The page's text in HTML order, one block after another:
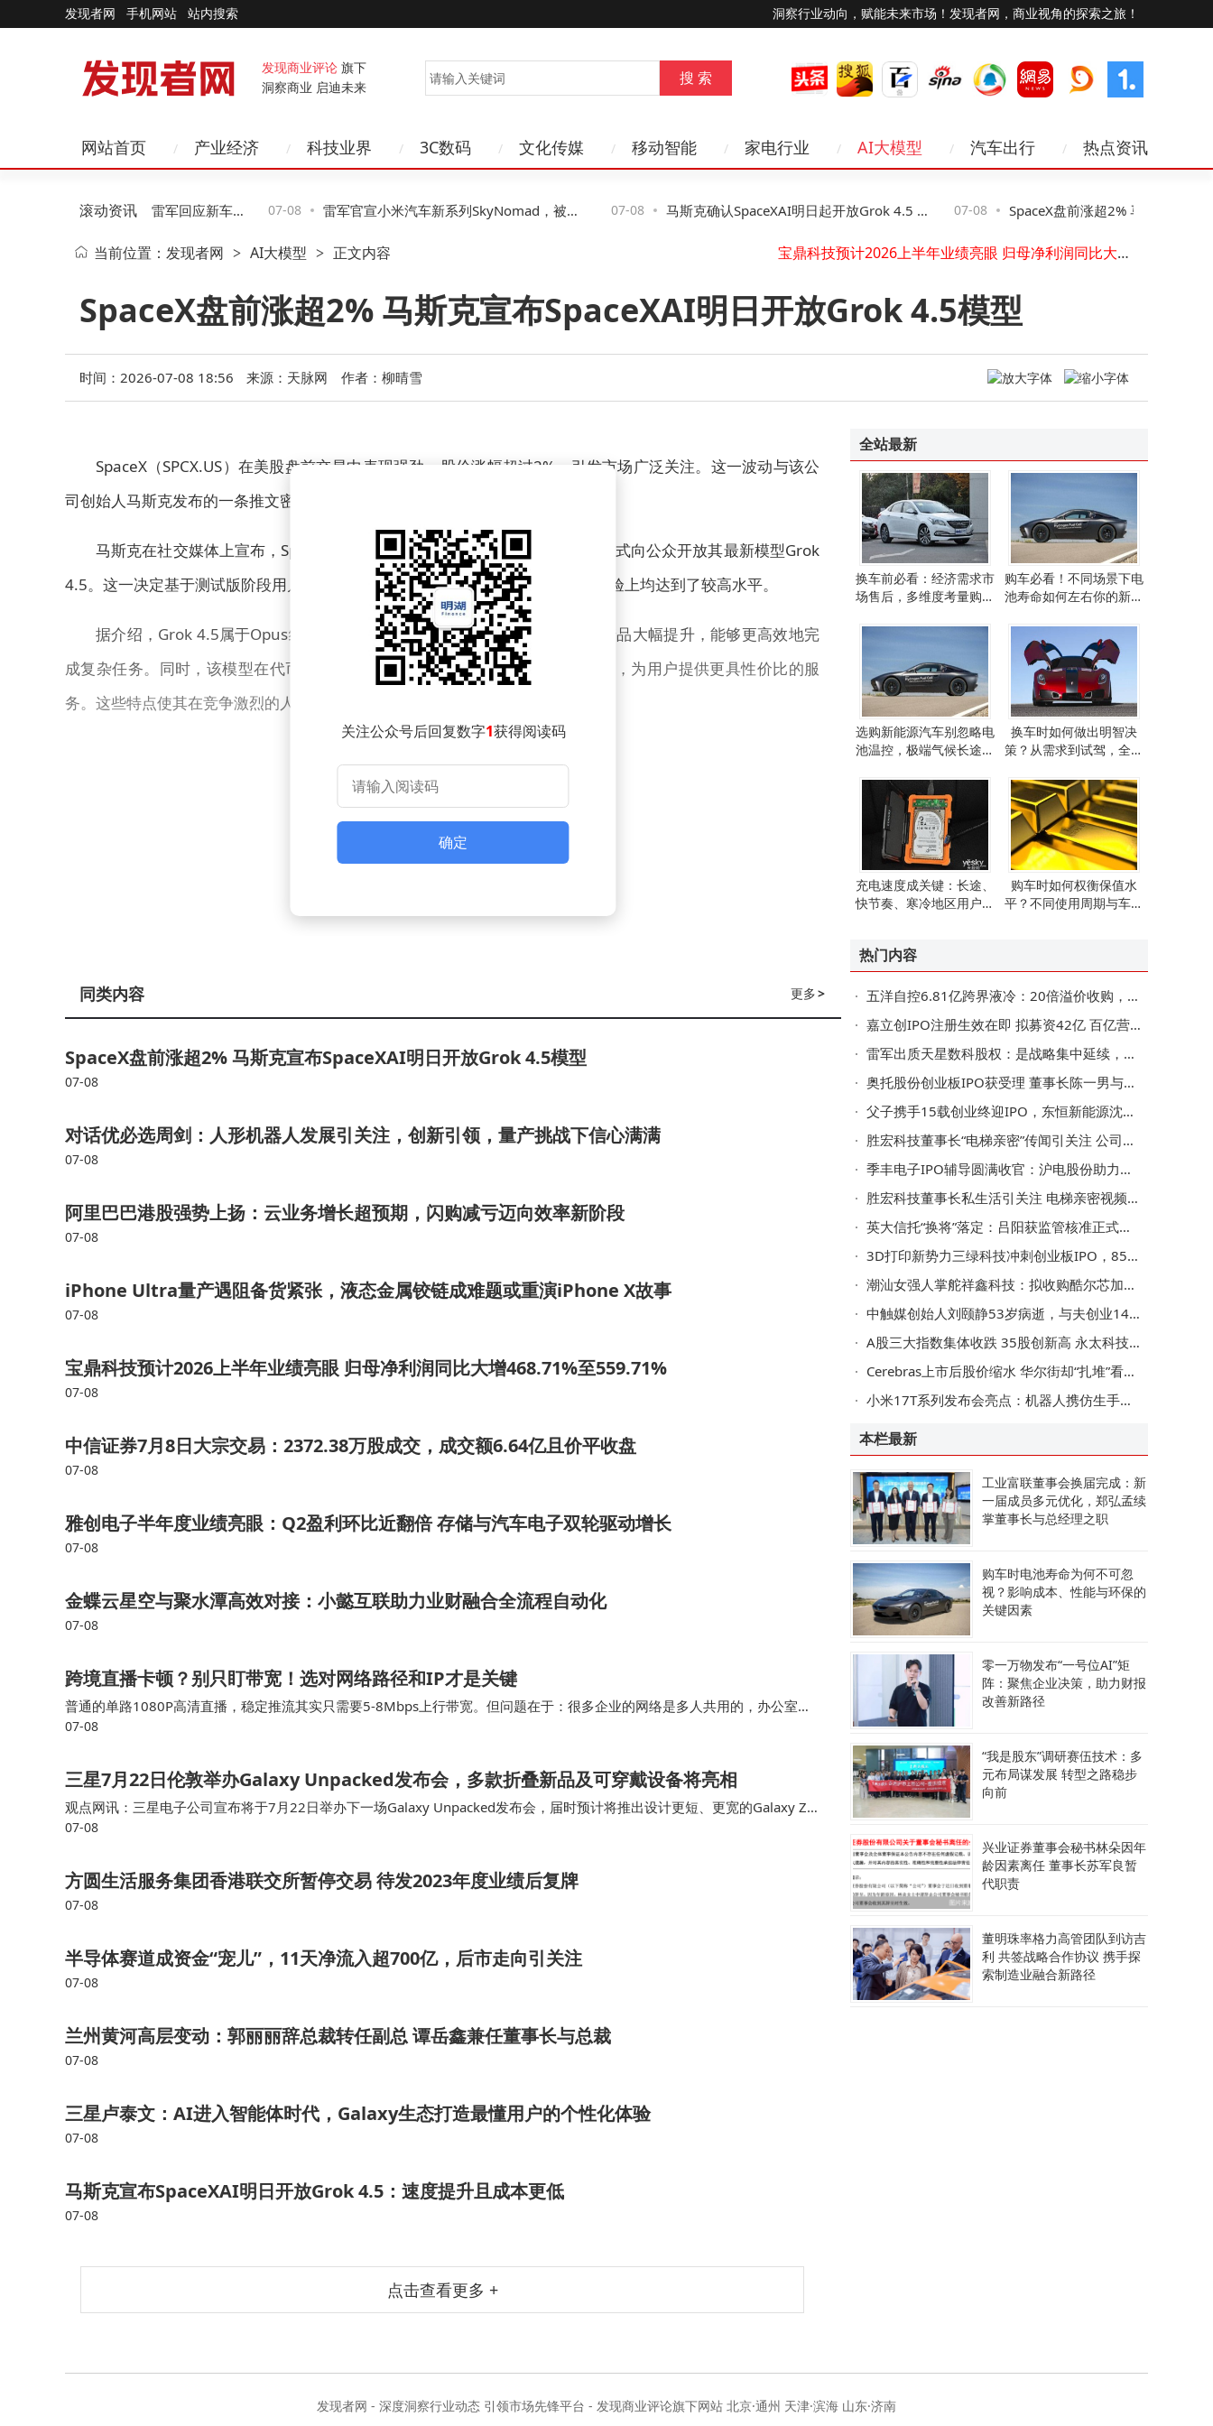
发现者网 手机网站 站内搜索 洞察行业动向，赋能未来市场！发现者网，商业视角的探索之旅！
发现商业评论旗下
洞察商业 启迪未来
网站首页 产业经济 科技业界 3C数码 文化传媒 移动智能 家电行业 AI大模型 汽车出行 热点资讯
滚动资讯
车新品牌“澎程”官宣，雷军回应新车上
，股价应声大涨
07-08 雷军官宣小米汽车新系列SkyNomad，被问
上市时间回应“快了”引期待
07-08 马斯克确认SpaceXAI明日起开放Grok 4.5 模
型，对标Claude Opus且成本更低
07-08 SpaceX盘前涨超2% 马斯克宣布
日开放Grok 4.5模型
阿里巴巴港股强势上扬：云业务增长超预期，闪购减亏迈向效率新阶段
宝鼎科技预计2026上半年业绩亮眼 归母净利润同比大增468.71%至559.71%
三星7月22日伦敦举办Galaxy Unpacked发布会，多款折叠新品及可穿戴设备将亮相
方圆生活服务集团香港联交所暂停交易 待发2023年度业绩后复牌
半导体赛道成资金“宠儿”，11天净流入超700亿，后市走向引关注
当前位置： 发现者网 > AI大模型 > 正文内容
SpaceX盘前涨超2% 马斯克宣布SpaceXAI明日开放Grok 4.5模型
时间：2026-07-08 18:56 来源：天脉网 作者：柳晴雪
SpaceX（SPCX.US）在美股盘前交易中表现强劲，股价涨幅超过2%，引发市场广泛关注。这一波动与该公
司创始人马斯克发布的一条推文密切相关，为投资者带来了新的期待。
马斯克在社交媒体上宣布，SpaceX旗下的人工智能项目SpaceXAI将于次日正式向公众开放其最新模型Grok
4.5。这一决定基于测试版阶段用户反馈的积极评价，表明该模型在性能和用户体验上均达到了较高水平。
据介绍，Grok 4.5属于Opus级别，具备多项显著优势。其处理速度较前代产品大幅提升，能够更高效地完
成复杂任务。同时，该模型在代币使用效率方面表现突出，有助于降低运营成本，为用户提供更具性价比的服
务。这些特点使其在竞争激烈的人工智能领域脱颖而出，成为市场关注的焦点。
关注公众号后回复数字1获得阅读码
确定
更多>
同类内容
SpaceX盘前涨超2% 马斯克宣布SpaceXAI明日开放Grok 4.5模型
07-08
对话优必选周剑：人形机器人发展引关注，创新引领，量产挑战下信心满满
07-08
阿里巴巴港股强势上扬：云业务增长超预期，闪购减亏迈向效率新阶段
07-08
iPhone Ultra量产遇阻备货紧张，液态金属铰链成难题或重演iPhone X故事
07-08
宝鼎科技预计2026上半年业绩亮眼 归母净利润同比大增468.71%至559.71%
07-08
中信证券7月8日大宗交易：2372.38万股成交，成交额6.64亿且价平收盘
07-08
雅创电子半年度业绩亮眼：Q2盈利环比近翻倍 存储与汽车电子双轮驱动增长
07-08
金蝶云星空与聚水潭高效对接：小懿互联助力业财融合全流程自动化
07-08
跨境直播卡顿？别只盯带宽！选对网络路径和IP才是关键
普通的单路1080P高清直播，稳定推流其实只需要5-8Mbps上行带宽。但问题在于：很多企业的网络是多人共用的，办公室几
十台设备同时用网，上行带宽被大量挤占。它提供独享10M大带宽，保障高清推流不卡顿；通过…
07-08
三星7月22日伦敦举办Galaxy Unpacked发布会，多款折叠新品及可穿戴设备将亮相
观点网讯：三星电子公司宣布将于7月22日举办下一场Galaxy Unpacked发布会，届时预计将推出设计更短、更宽的Galaxy ZF
old8，其外观与苹果公司计划推出的折叠式iPhone相似。 根据公…
07-08
方圆生活服务集团香港联交所暂停交易 待发2023年度业绩后复牌
07-08
半导体赛道成资金“宠儿”，11天净流入超700亿，后市走向引关注
07-08
兰州黄河高层变动：郭丽丽辞总裁转任副总 谭岳鑫兼任董事长与总裁
07-08
三星卢泰文：AI进入智能体时代，Galaxy生态打造最懂用户的个性化体验
07-08
马斯克宣布SpaceXAI明日开放Grok 4.5：速度提升且成本更低
07-08
点击查看更多 +
全站最新
换车前必看：经济需求市
场售后，多维度考量购车
购车必看！不同场景下电
池寿命如何左右你的新能
选购新能源汽车别忽略电
池温控，极端气候长途出
换车时如何做出明智决
策？从需求到试驾，全方
充电速度成关键：长途、
快节奏、寒冷地区用户购
购车时如何权衡保值水
平？不同使用周期与车型
热门内容
五洋自控6.81亿跨界液冷：20倍溢价收购，是豪赌还是战略远见？
嘉立创IPO注册生效在即 拟募资42亿 百亿营收PCB大企冲刺主板上市
雷军出质天星数科股权：是战略集中延续，还是转型阵痛期博弈？
奥托股份创业板IPO获受理 董事长陈一男与继母、弟弟合计控股超七成
父子携手15载创业终迎IPO，东恒新能源沈伯华父子书写新能源领域新篇章
胜宏科技董事长“电梯亲密”传闻引关注 公司回应生产经营正常夫妇身家大涨
季丰电子IPO辅导圆满收官：沪电股份助力，董事长郑朝晖履历亮眼
胜宏科技董事长私生活引关注 电梯亲密视频曝光 公司称经营正常
英大信托“换将”落定：吕阳获监管核准正式出任董事长 履历亮眼
3D打印新势力三绿科技冲刺创业板IPO，85后掌门蒋昆跨界布局消费领域
潮汕女强人掌舵祥鑫科技：拟收购酷尔芯加码液冷 能否扭转业绩颓势？
中触媒创始人刘颐静53岁病逝，与夫创业14年上市，持股或过户女儿市值近5亿
A股三大指数集体收跌 35股创新高 永太科技与宁德时代签大单引关注
Cerebras上市后股价缩水 华尔街却“扎堆”看好 目标价远超现价
小米17T系列发布会亮点：机器人携仿生手登场 现场演示手机拍照
本栏最新
工业富联董事会换届完成：新
一届成员多元优化，郑弘孟续
掌董事长与总经理之职
购车时电池寿命为何不可忽
视？影响成本、性能与环保的
关键因素
零一万物发布“一号位AI”矩
阵：聚焦企业决策，助力财报
改善新路径
“我是股东”调研赛伍技术：多
元布局谋发展 转型之路稳步
向前
兴业证券董事会秘书林朵因年
龄因素离任 董事长苏军良暂
代职责
董明珠率格力高管团队到访吉
利 共签战略合作协议 携手探
索制造业融合新路径
发现者网 - 深度洞察行业动态 引领市场先锋平台 - 发现商业评论旗下网站 北京·通州 天津·滨海 山东·济南